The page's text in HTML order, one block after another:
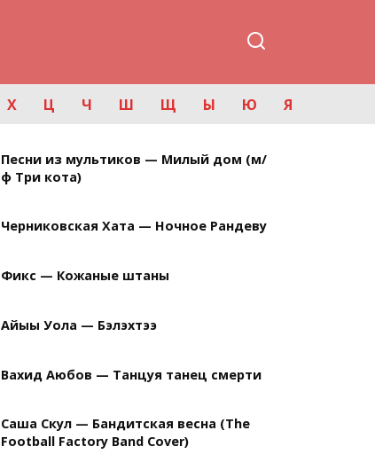
Х Ц Ч Ш Щ Ы Ю Я
Песни из мультиков — Милый дом (м/
ф Три кота)
Черниковская Хата — Ночное Рандеву
Фикс — Кожаные штаны
Айыы Уола — Бэлэхтээ
Вахид Аюбов — Танцуя танец смерти
Саша Скул — Бандитская весна (The
Football Factory Band Cover)